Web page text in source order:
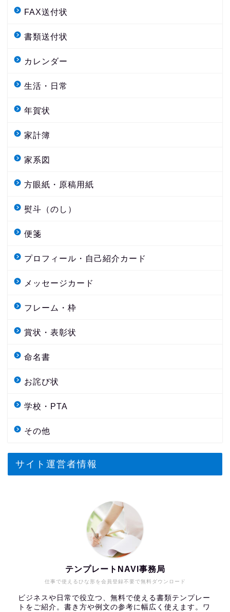
FAX送付状
書類送付状
カレンダー
生活・日常
年賀状
家計簿
家系図
方眼紙・原稿用紙
熨斗（のし）
便箋
プロフィール・自己紹介カード
メッセージカード
フレーム・枠
賞状・表彰状
命名書
お詫び状
学校・PTA
その他
サイト運営者情報
仕事で使えるひな形を会員登録不要で無料ダウンロード
テンプレートNAVI事務局
ビジネスや日常で役立つ、無料で使える書類テンプレー
トをご紹介。書き方や例文の参考に幅広く使えます。ワ